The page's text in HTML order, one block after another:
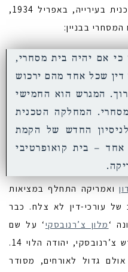
שולח בשמם מכתב למחלקה הטכנית בעירייה, באפריל 1934,
בבניין:
כי אם יהיה בית מסחרי,
דין שכל אחד מהם ירכוש
המגרש הוא החמישי
המחלקה הטכנית
החדש של הקמת
אחד – בית קואופרטיבי
ואמריקה התחלף במציאות
של עורכי-דין לא צלח. כבר
מלון צ’רנובסקי‘ על שם
בעליו: “נא לבקר את המלון החדש צ’רנובסקי, יהודה הלוי 14.
גדול לאורחים, מסודר